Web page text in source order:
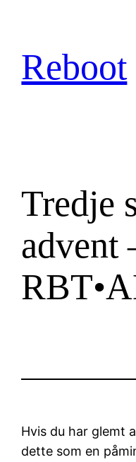
innhold
Reboot
Tredje
advent
Hvis du har glemt
dette som en